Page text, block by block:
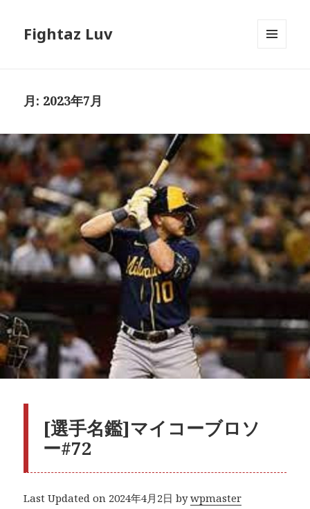
Fightaz Luv
月: 2023年7月
[選手名鑑]マイコーブロソ
ー#72
Last Updated on 2024年4月2日 bywpmaster